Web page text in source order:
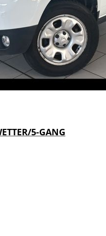
5-GANG